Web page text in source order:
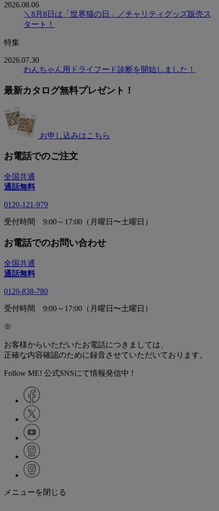
2026.08.06
＼8月8日は「世界猫の日」／チャリティグッズ販売ス
タート！
特集
2026.07.30
わんちゃん用ドライフード診断を開始しました！
最新カタログ無料プレゼント！
お申し込みはこちら
お電話でのご注文
全国共通
通話無料
0120-121-979
受付時間 9:00～17:00（月曜日〜土曜日）
お電話でのお問い合わせ
全国共通
通話無料
0120-838-780
受付時間 9:00～17:00（月曜日〜土曜日）
※
お客様からいただいたお電話につきましては、
正確な内容確認のために録音させていただいております。
Follow ME! 公式SNSにて情報発信中 !
メニューを閉じる